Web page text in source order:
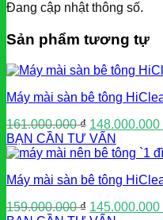
Đang cập nhật thông số.
Sản phẩm tương tự
Máy mài sàn bê tông
161.000.000₫ Giá
gốc
là:
148.000.000
BẠN CẦN TƯ VẤN
Máy mài sàn bê tông
159.000.000₫ Giá
145.000.000